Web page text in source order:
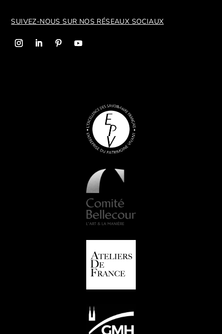
SUIVEZ-NOUS SUR NOS RÉSEAUX SOCIAUX